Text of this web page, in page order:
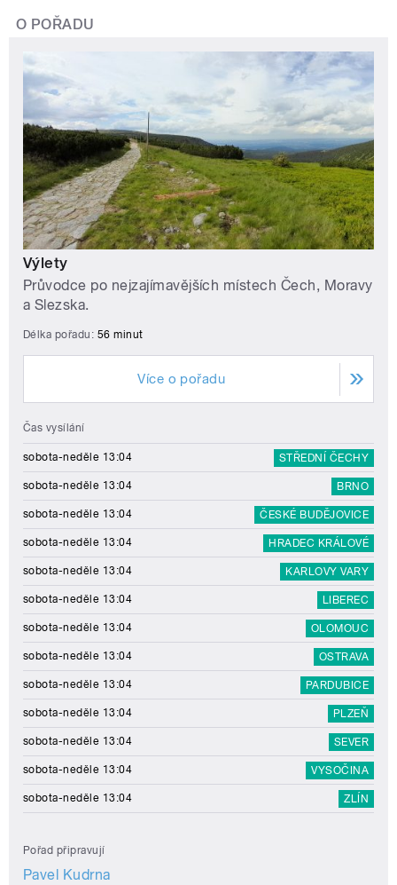
O POŘADU
Výlety
Průvodce po nejzajímavějších místech Čech, Moravy
a Slezska.
Délka pořadu: 56 minut
Více o pořadu
Čas vysílání
sobota-neděle 13:04 STŘEDNÍ ČECHY
sobota-neděle 13:04 BRNO
sobota-neděle 13:04 ČESKÉ BUDĚJOVICE
sobota-neděle 13:04 HRADEC KRÁLOVÉ
sobota-neděle 13:04 KARLOVY VARY
sobota-neděle 13:04 LIBEREC
sobota-neděle 13:04 OLOMOUC
sobota-neděle 13:04 OSTRAVA
sobota-neděle 13:04 PARDUBICE
sobota-neděle 13:04 PLZEŇ
sobota-neděle 13:04 SEVER
sobota-neděle 13:04 VYSOČINA
sobota-neděle 13:04 ZLÍN
Pořad připravují
Pavel Kudrna